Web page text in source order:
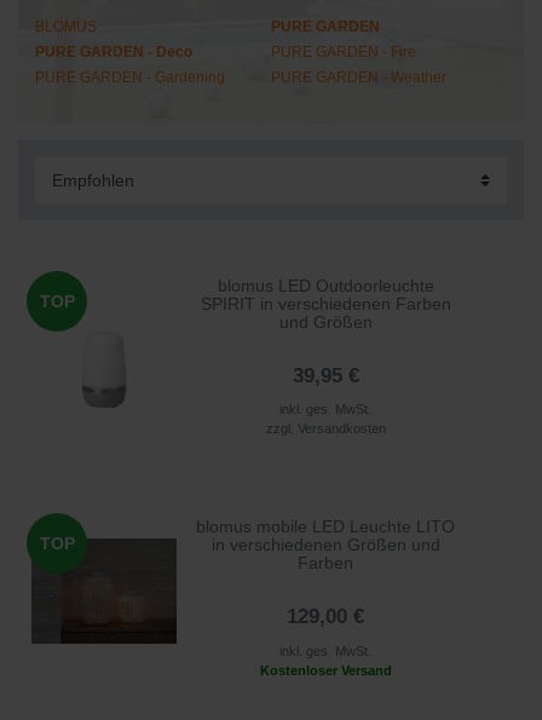
BLOMUS
PURE GARDEN
PURE GARDEN - Deco
PURE GARDEN - Fire
PURE GARDEN - Gardening
PURE GARDEN - Weather
TOP
blomus LED Outdoorleuchte
SPIRIT in verschiedenen Farben
und Größen
39,95 €
inkl. ges. MwSt.
zzgl. Versandkosten
TOP
blomus mobile LED Leuchte LITO
in verschiedenen Größen und
Farben
129,00 €
inkl. ges. MwSt.
Kostenloser Versand